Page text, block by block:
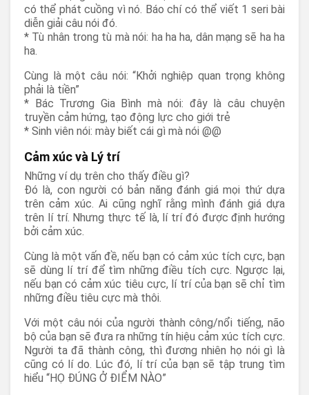
có thể phát cuồng vì nó. Báo chí có thể viết 1 seri bài
diễn giải câu nói đó.
* Tù nhân trong tù mà nói: ha ha ha, dân mạng sẽ ha ha
ha.
Cùng là một câu nói: “Khởi nghiệp quan trọng không
phải là tiền”
* Bác Trương Gia Bình mà nói: đây là câu chuyện
truyền cảm hứng, tạo động lực cho giới trẻ
* Sinh viên nói: mày biết cái gì mà nói @@
Cảm xúc và Lý trí
Những ví dụ trên cho thấy điều gì?
Đó là, con người có bản năng đánh giá mọi thứ dựa
trên cảm xúc. Ai cũng nghĩ rằng mình đánh giá dựa
trên lí trí. Nhưng thực tế là, lí trí đó được định hướng
bởi cảm xúc.
Cùng là một vấn đề, nếu bạn có cảm xúc tích cực, bạn
sẽ dùng lí trí để tìm những điều tích cực. Ngược lại,
nếu bạn có cảm xúc tiêu cực, lí trí của bạn sẽ chỉ tìm
những điều tiêu cực mà thôi.
Với một câu nói của người thành công/nổi tiếng, não
bộ của bạn sẽ đưa ra những tín hiệu cảm xúc tích cực.
Người ta đã thành công, thì đương nhiên họ nói gì là
cũng có lí do. Lúc đó, lí trí của bạn sẽ tập trung tìm
hiểu “HỌ ĐÚNG Ở ĐIỂM NÀO”